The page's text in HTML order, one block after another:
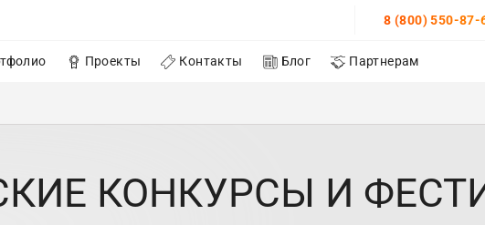
8 (800) 550-87-
Проекты Контакты Блог Партнерам
КОНКУРСЫ И